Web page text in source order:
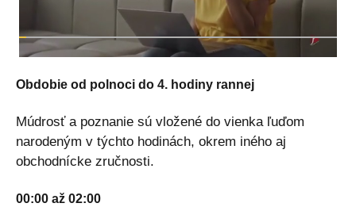
Obdobie od polnoci do 4. hodiny rannej
Múdrosť a poznanie sú vložené do vienka ľuďom
narodeným v týchto hodinách, okrem iného aj
obchodnícke zručnosti.
00:00 až 02:00